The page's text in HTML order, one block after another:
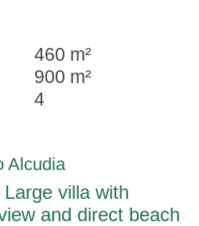
460 m²
900 m²
4
Large villa with
and direct beach